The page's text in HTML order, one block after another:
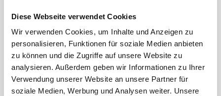
Diese Webseite verwendet Cookies
Wir verwenden Cookies, um Inhalte und Anzeigen zu
personalisieren, Funktionen für soziale Medien anbieten
zu können und die Zugriffe auf unsere Website zu
analysieren. Außerdem geben wir Informationen zu Ihrer
Verwendung unserer Website an unsere Partner für
soziale Medien, Werbung und Analysen weiter. Unsere
26. June 2026
28th Enjoy Jazz – Closing Night with Brad Mehldau